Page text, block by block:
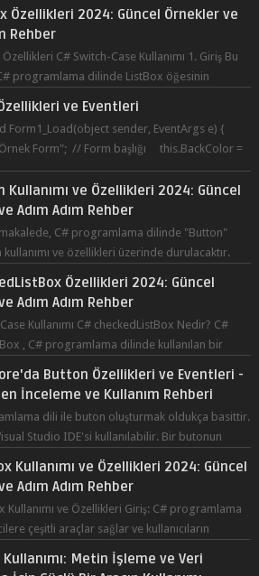
Özellikleri 2024: Güncel Örnekler ve
Rehber
C# Switch-Case Kullanımı 1. Giriş Bu
programlama dilinde ListBox öğesinin
ve Eventleri
Form1_Load(object sender, EventArgs e) {
Form"; // Form başlığı this.BackColor =
Kullanımı ve Özellikleri 2024: Güncel
Adım Adım Rehber
makalede, C# programlama dilinde "Button"
ve özellikleri üzerinde durulacaktır.
Özellikleri 2024: Güncel
Adım Adım Rehber
Kullanımı C# checkedListBox Nedir? C#
, C# programlama dilinde kullanılan bir
Button Özellikleri ve Eventleri -
İnceleme ve Kullanım Rehberi
dili ile buton oluşturmak oldukça basittir.
Studio IDE'si kullanılabilir. Bir butonun
Kullanımı ve Özellikleri 2024: Güncel
Adım Adım Rehber
Kullanımı ve Özellikleri Giriş: C# programlama
çeşitli araçlar sağlar ve kullanıcıların
Kullanımı: Metin İşleme ve Veri